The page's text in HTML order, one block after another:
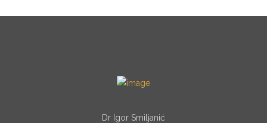
Dr Igor Smiljanić